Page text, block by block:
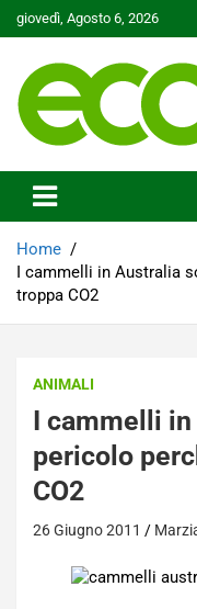
Skip
to
giovedì, Agosto 6, 2026
Ecoo.it
Home
I cammelli in Australia
troppa CO2
ANIMALI
I cammelli
pericolo
CO2
26 Giugno 2011